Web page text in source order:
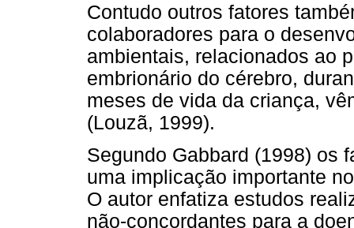
Contudo outros fatores
colaboradores para o
ambientais, relacionados ao
embrionário do cérebro,
meses de vida da criança,
(Louzã, 1999).
Segundo Gabbard (1998) os
uma implicação importante
O autor enfatiza estudos
não-concordantes para a